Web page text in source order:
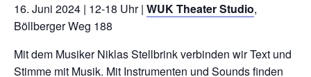
16. Juni 2024 | 12-18 Uhr | WUK Theater Studio,
Böllberger Weg 188
Mit dem Musiker Niklas Stellbrink verbinden wir Text und
Stimme mit Musik. Mit Instrumenten und Sounds finden